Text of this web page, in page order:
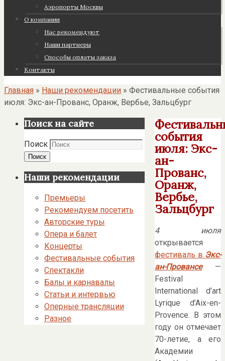
Аэропорты Москвы
О компании
Нас рекомендуют
Наши партнеры
Cпособы оплаты заказа
Контакты
Главная » Наши рекомендации » Фестивальные события
июля: Экс-ан-Прованс, Оранж, Вербье, Зальцбург
события
июля: Экс-
ан-
Прованс,
Оранж,
Вербье,
Зальцбург
4 июля
открывается
фестиваль в Экс-
ан-Провансе—
Festival
International d’art
Lyrique d’Aix-en-
Provence. В этом
году он отмечает
70-летие, а его
Академии
Поиск на сайте
Поиск
Поиск
Наши рекомендации
Премьеры
Рекомендуем посетить
Авторские туры
Опера и балет
Концерты
Фестивальные события
Спектакли
Балы и карнавалы
Статьи и интервью
Оперные трансляции
Разное